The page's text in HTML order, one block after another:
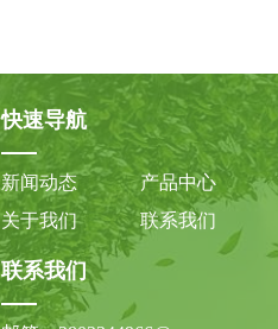
快速导航
新闻动态 产品中心
关于我们
联系我们
联系我们